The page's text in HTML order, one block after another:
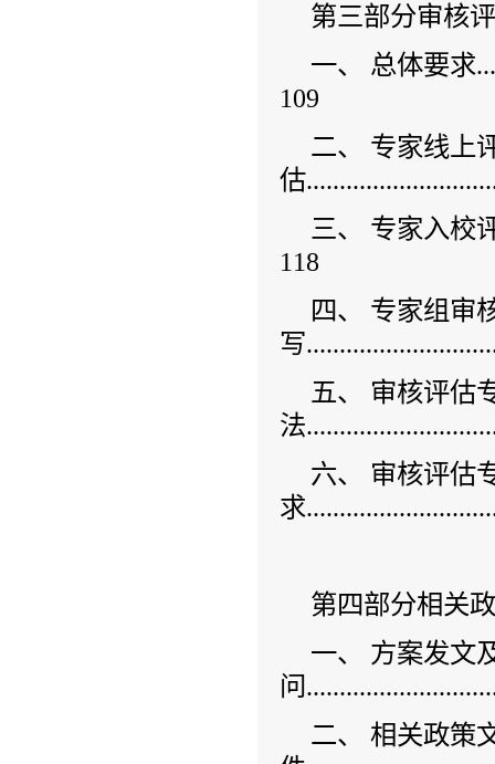
第三部分审核
一、 总体要求
109
二、 专家线上
估
三、 专家入校
118
四、 专家组审
写
五、 审核评估
法
六、 审核评估
求
第四部分相关
一、 方案发文
问
二、 相关政策